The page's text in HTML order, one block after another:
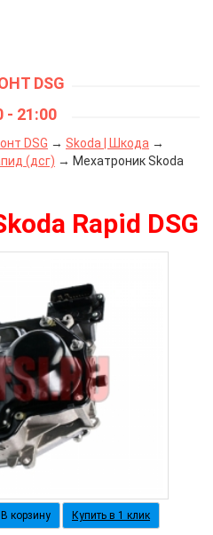
DSG
- 21:00
DSG → Skoda | Шкода →
(дсг) → Мехатроник Skoda
Rapid DSG
Купить в 1 клик